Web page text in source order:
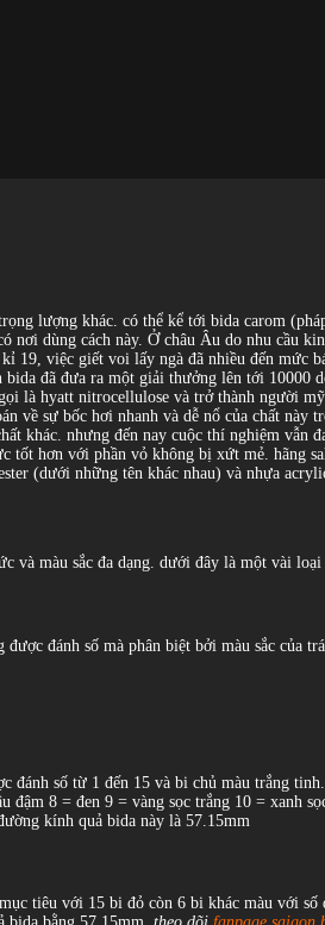
lượng khác. có thể kể tới bida carom
dùng cách này. Ở châu Âu do nhu cầu
việc giết voi lấy ngà đã nhiều đến mức
đã đưa ra một giải thưởng lên tới
hyatt nitrocellulose và trở thành người
sự bốc hơi nhanh và dễ nổ của chất này
khác. nhưng đến nay cuộc thí nghiệm vẫn
hơn với phần vỏ không bị xứt mẻ. hãng
(dưới những tên khác nhau) và nhựa
và màu sắc đa dạng. dưới đây là một vài
đánh số mà phân biệt bởi màu sắc của
số từ 1 đến 15 và bi chủ màu trắng
8 = đen 9 = vàng sọc trắng 10 = xanh
kính quả bida này là 57.15mm
tiêu với 15 bi đỏ còn 6 bi khác màu với